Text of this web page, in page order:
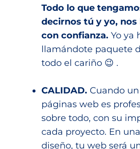
Todo lo que
decirnos tú y yo, nos
con confianza. Yo ya
llamándote paquete
todo el cariño 😉 .
CALIDAD. Cuando
páginas web es
sobre todo, con su
cada proyecto. En
diseño, tu web será